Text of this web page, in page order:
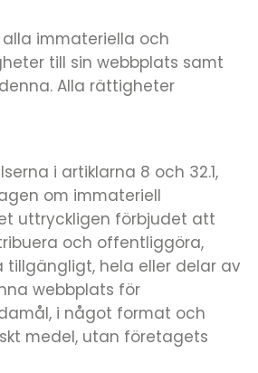
alla immateriella och
till sin webbplats samt
Alla rättigheter
i artiklarna 8 och 32.1,
om immateriell
uttryckligen förbjudet att
och offentliggöra,
tillgängligt, hela eller delar av
webbplats för
i något format och
medel, utan företagets